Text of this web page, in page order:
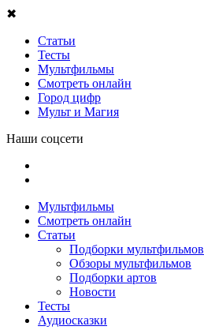
✖
Статьи
Тесты
Мультфильмы
Смотреть онлайн
Город цифр
Мульт и Магия
Наши соцсети
Мультфильмы
Смотреть онлайн
Статьи
Подборки мультфильмов
Обзоры мультфильмов
Подборки артов
Новости
Тесты
Аудиосказки